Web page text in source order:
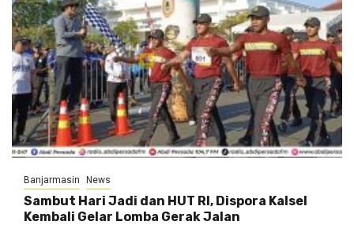
Banjarmasin News
Sambut Hari Jadi dan HUT RI, Dispora Kalsel
Kembali Gelar Lomba Gerak Jalan